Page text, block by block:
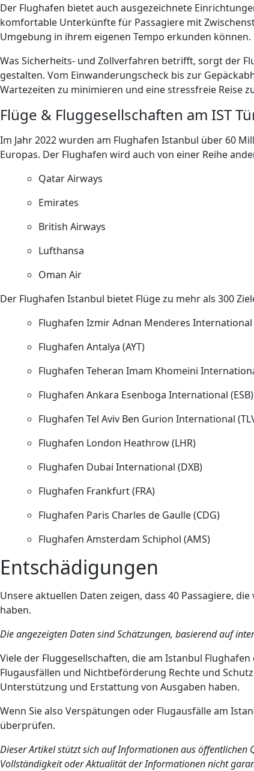
Der Flughafen bietet auch ausgezeichnete
komfortable Unterkünfte für Passagiere mit
Umgebung in ihrem eigenen Tempo erkunden können.
Was Sicherheits- und Zollverfahren betrifft, sorgt der
gestalten. Vom Einwanderungscheck bis zur
Wartezeiten zu minimieren und eine stressfreie Reise
Flüge & Fluggesellschaften am IST
Im Jahr 2022 wurden am Flughafen Istanbul über 60
Europas. Der Flughafen wird auch von einer Reihe
Qatar Airways
Emirates
British Airways
Lufthansa
Oman Air
Der Flughafen Istanbul bietet Flüge zu mehr als 300
Flughafen Izmir Adnan Menderes International
Flughafen Antalya (AYT)
Flughafen Teheran Imam Khomeini
Flughafen Ankara Esenboga International (ESB)
Flughafen Tel Aviv Ben Gurion International
Flughafen London Heathrow (LHR)
Flughafen Dubai International (DXB)
Flughafen Frankfurt (FRA)
Flughafen Paris Charles de Gaulle (CDG)
Flughafen Amsterdam Schiphol (AMS)
Entschädigungen
Unsere aktuellen Daten zeigen, dass 40 Passagiere,
haben.
Die angezeigten Daten sind Schätzungen, basierend auf
Viele der Fluggesellschaften, die am Istanbul
Flugausfällen und Nichtbeförderung Rechte und
Unterstützung und Erstattung von Ausgaben haben.
Wenn Sie also Verspätungen oder Flugausfälle am
überprüfen.
Dieser Artikel stützt sich auf Informationen aus
Vollständigkeit oder Aktualität der Informationen nicht